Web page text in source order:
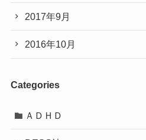
2017年9月
2016年10月
Categories
ＡＤＨＤ